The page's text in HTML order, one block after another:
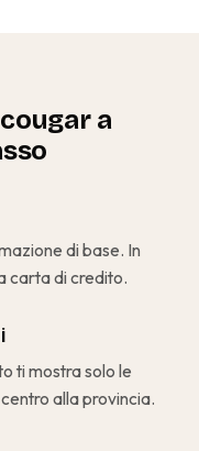
a
di base. In
carta di credito.
ti mostra solo le
alla provincia.